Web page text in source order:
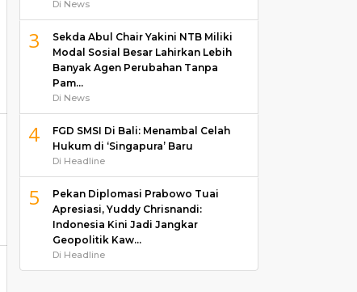
Di News
3
Sekda Abul Chair Yakini NTB Miliki
Modal Sosial Besar Lahirkan Lebih
Banyak Agen Perubahan Tanpa
Pam…
Di News
4
FGD SMSI Di Bali: Menambal Celah
Hukum di ‘Singapura’ Baru
Di Headline
5
Pekan Diplomasi Prabowo Tuai
Apresiasi, Yuddy Chrisnandi:
Indonesia Kini Jadi Jangkar
Geopolitik Kaw…
Di Headline